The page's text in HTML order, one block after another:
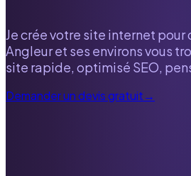
Je crée votre site internet
Angleuret ses environs vous
site rapide, optimisé SEO,
Demander un devis gratuit→